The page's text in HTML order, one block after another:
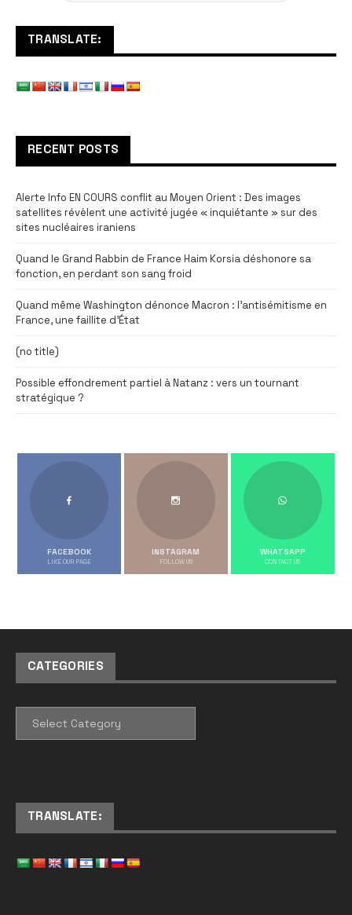
TRANSLATE:
RECENT POSTS
Alerte Info EN COURS conflit au Moyen Orient : Des images
satellites révèlent une activité jugée « inquiétante » sur des
sites nucléaires iraniens
Quand le Grand Rabbin de France Haim Korsia déshonore sa
fonction, en perdant son sang froid
Quand même Washington dénonce Macron : l’antisémitisme en
France, une faillite d’État
(no title)
Possible effondrement partiel à Natanz : vers un tournant
stratégique ?
FACEBOOK
LIKE OUR PAGE
INSTAGRAM
FOLLOW US
WHATSAPP
CONTACT US
CATEGORIES
TRANSLATE: